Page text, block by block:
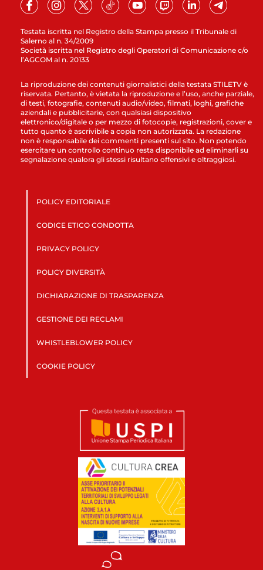
Testata iscritta nel Registro della Stampa presso il Tribunale di
Salerno al n. 34/2009
Società iscritta nel Registro degli Operatori di Comunicazione c/o
l’AGCOM al n. 20133
La riproduzione dei contenuti giornalistici della testata STILETV è
riservata. Pertanto, è vietata la riproduzione e l’uso, anche parziale,
di testi, fotografie, contenuti audio/video, filmati, loghi, grafiche
aziendali e pubblicitarie, con qualsiasi dispositivo
elettronico/digitale o per mezzo di fotocopie, registrazioni, cover e
tutto quanto è ascrivibile a copia non autorizzata. La redazione
non è responsabile dei commenti presenti sul sito. Non potendo
esercitare un controllo continuo resta disponibile ad eliminarli su
segnalazione qualora gli stessi risultano offensivi e oltraggiosi.
POLICY EDITORIALE
CODICE ETICO CONDOTTA
PRIVACY POLICY
POLICY DIVERSITÀ
DICHIARAZIONE DI TRASPARENZA
GESTIONE DEI RECLAMI
WHISTLEBLOWER POLICY
COOKIE POLICY